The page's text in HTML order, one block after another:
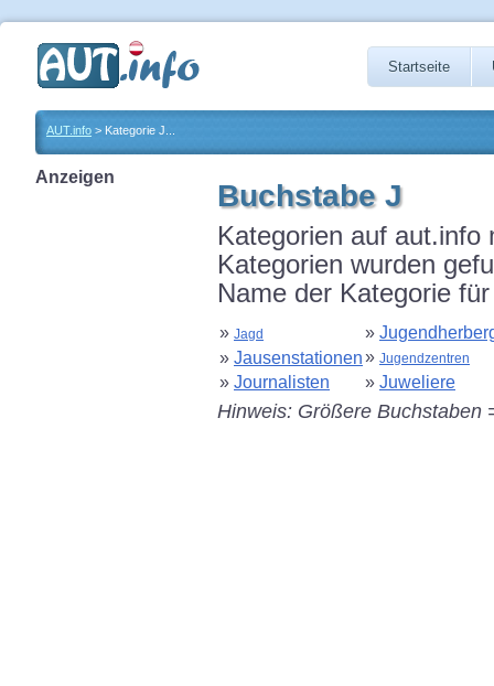
Startseite
AUT.info > Kategorie J...
Anzeigen
Buchstabe J
Kategorien auf aut.info
Kategorien wurden
Name der Kategorie
» Jagd
» Jausenstationen
» Journalisten
»
» Jugendzentren
» Juweliere
Hinweis: Größere Buchstaben